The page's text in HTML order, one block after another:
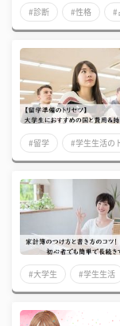
#診断 #性格 #
#留学 #学生生活の
#大学生 #学生生活